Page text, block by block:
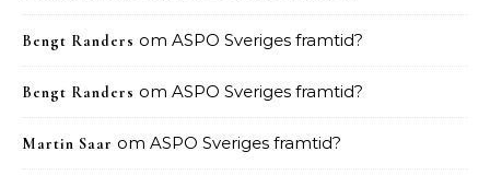
Bengt Randers om ASPO Sveriges framtid?
Bengt Randers om ASPO Sveriges framtid?
Martin Saar om ASPO Sveriges framtid?